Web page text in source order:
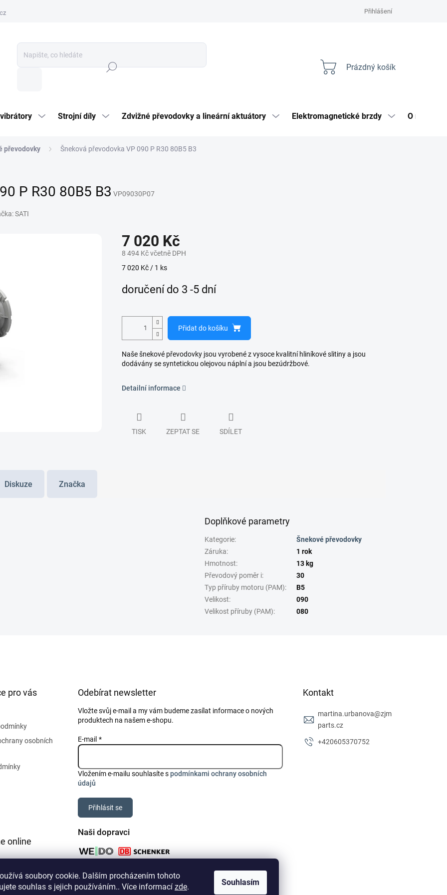
soubory cookie. Dalším procházením tohoto
souhlas s jejich používáním.. Více informací zde. Souhlasím
Přihlášení
Nákupní
Prázdný košík
Strojní díly Zdvižné převodovky a lineární aktuátory Elektromagnetické brzdy O nás
převodovky Šneková převodovka VP 090 P R30 80B5 B3
P R30 80B5 B3 VP09030P07
SATI
7 020 Kč
8 494 Kč včetně DPH
Měrná
7 020 Kč / 1 ks
doručení do 3 -5 dní
Přidat do košíku
Naše šnekové převodovky jsou vyrobené z vysoce kvalitní hliníkové slitiny a jsou
dodávány se syntetickou olejovou náplní a jsou bezúdržbové.
Detailní informace
TISK ZEPTAT SE SDÍLET
Diskuze Značka
Doplňkové parametry
Kategorie:
Šnekové převodovky
Záruka:
1 rok
Hmotnost:
13 kg
Převodový poměr i:
30
Typ příruby motoru (PAM):
B5
Velikost:
090
Velikost příruby (PAM): 080
pro vás
osobních
Odebírat newsletter
Vložte svůj e-mail a my vám budeme zasílat informace o nových
produktech na našem e-shopu.
E-mail
Vložením e-mailu souhlasíte spodmínkami ochrany osobních
údajů
Přihlásit se
Kontakt
martina.urbanova@zjm
parts.cz
+420605370752
online
Naši dopravci